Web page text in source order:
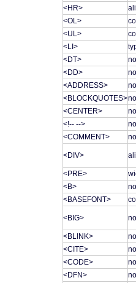
<HR>
<OL>
<UL>
<LI>
<DT>
<DD>
<ADDRESS>
<BLOCKQUOTES>
<CENTER>
<!-- -->
<COMMENT>
<DIV>
<PRE>
<B>
<BASEFONT>
<BIG>
<BLINK>
<CITE>
<CODE>
<DFN>